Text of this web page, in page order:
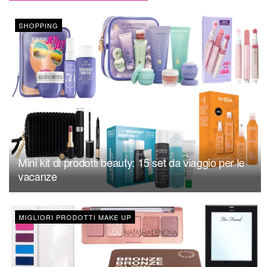
SHOPPING
Mini kit di prodotti beauty: 15 set da viaggio per le
vacanze
MIGLIORI PRODOTTI MAKE UP